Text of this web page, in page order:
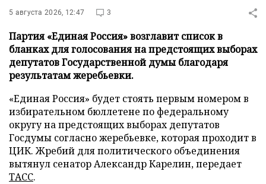
5 августа 2026, 12:47 3
Партия «Единая Россия» возглавит список в
бланках для голосования на предстоящих выборах
депутатов Государственной думы благодаря
результатам жеребьевки.
«Единая Россия» будет стоять первым номером в
избирательном бюллетене по федеральному
округу на предстоящих выборах депутатов
Госдумы согласно жеребьевке, которая проходит в
ЦИК. Жребий для политического объединения
вытянул сенатор Александр Карелин, передает
ТАСС.